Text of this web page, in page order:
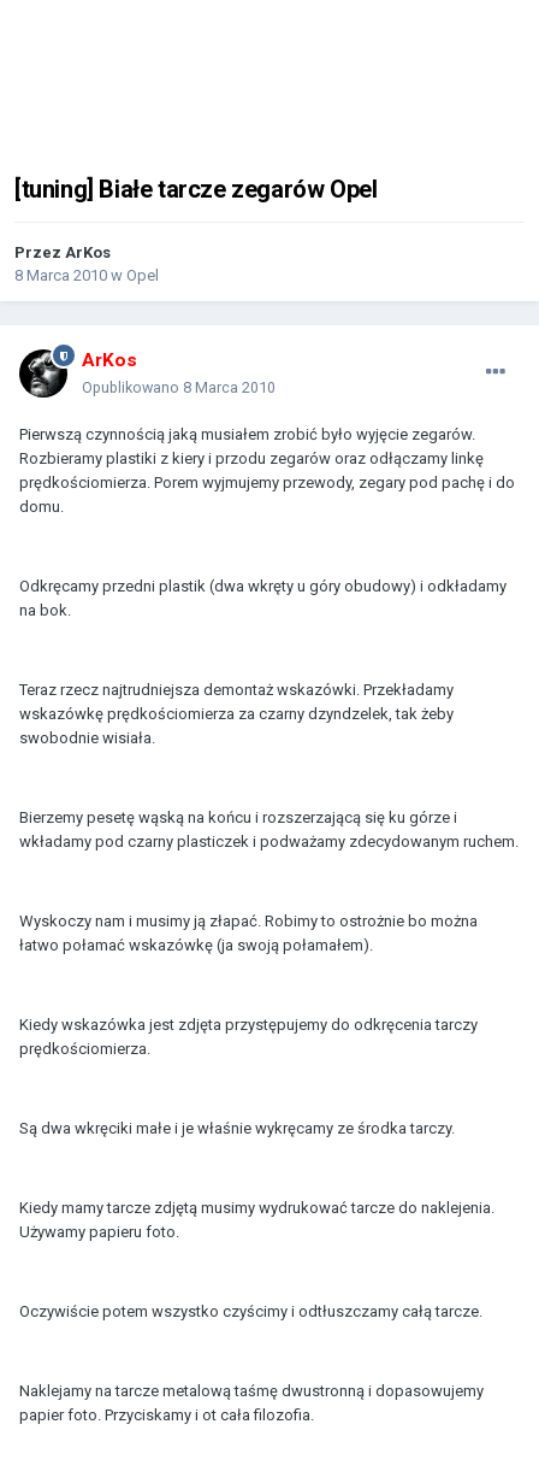
[tuning] Białe tarcze zegarów Opel
Przez ArKos
8 Marca 2010 w Opel
ArKos
Opublikowano 8 Marca 2010
Pierwszą czynnością jaką musiałem zrobić było wyjęcie zegarów.
Rozbieramy plastiki z kiery i przodu zegarów oraz odłączamy linkę
prędkościomierza. Porem wyjmujemy przewody, zegary pod pachę i do
domu.
Odkręcamy przedni plastik (dwa wkręty u góry obudowy) i odkładamy
na bok.
Teraz rzecz najtrudniejsza demontaż wskazówki. Przekładamy
wskazówkę prędkościomierza za czarny dzyndzelek, tak żeby
swobodnie wisiała.
Bierzemy pesetę wąską na końcu i rozszerzającą się ku górze i
wkładamy pod czarny plasticzek i podważamy zdecydowanym ruchem.
Wyskoczy nam i musimy ją złapać. Robimy to ostrożnie bo można
łatwo połamać wskazówkę (ja swoją połamałem).
Kiedy wskazówka jest zdjęta przystępujemy do odkręcenia tarczy
prędkościomierza.
Są dwa wkręciki małe i je właśnie wykręcamy ze środka tarczy.
Kiedy mamy tarcze zdjętą musimy wydrukować tarcze do naklejenia.
Używamy papieru foto.
Oczywiście potem wszystko czyścimy i odtłuszczamy całą tarcze.
Naklejamy na tarcze metalową taśmę dwustronną i dopasowujemy
papier foto. Przyciskamy i ot cała filozofia.